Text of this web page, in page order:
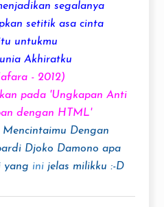
segalanya
setitik asa cinta
untukmu
Akhiratku
- 2012)
pada 'Ungkapan Anti
dengan HTML'
Dengan
Djoko Damono apa
yang inijelas milikku :-D